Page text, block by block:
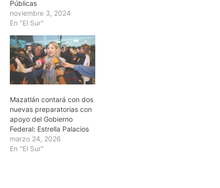
Públicas
noviembre 3, 2024
En "El Sur"
Mazatlán contará con dos
nuevas preparatorias con
apoyo del Gobierno
Federal: Estrella Palacios
marzo 24, 2026
En "El Sur"